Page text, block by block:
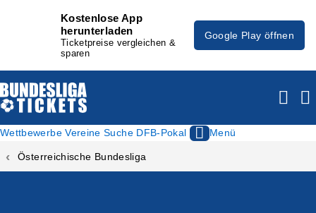
Kostenlose App
herunterladen
Ticketpreise vergleichen &
sparen
Google Play öffnen
Wettbewerbe Vereine Suche DFB-Pokal Menü
Österreichische Bundesliga